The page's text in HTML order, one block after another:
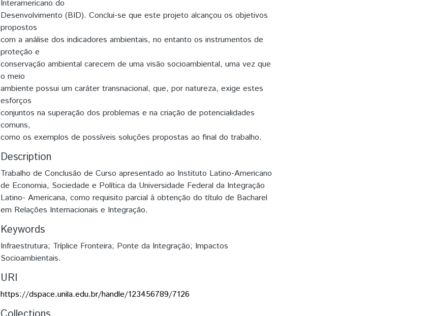
Interamericano do
Desenvolvimento (BID). Conclui-se que este projeto alcançou os objetivos
propostos
com a análise dos indicadores ambientais, no entanto os instrumentos de
proteção e
conservação ambiental carecem de uma visão socioambiental, uma vez que
o meio
ambiente possui um caráter transnacional, que, por natureza, exige estes
esforços
conjuntos na superação dos problemas e na criação de potencialidades
comuns,
como os exemplos de possíveis soluções propostas ao final do trabalho.
Description
Trabalho de Conclusão de Curso apresentado ao Instituto Latino-Americano
de Economia, Sociedade e Política da Universidade Federal da Integração
Latino- Americana, como requisito parcial à obtenção do título de Bacharel
em Relações Internacionais e Integração.
Keywords
Infraestrutura; Tríplice Fronteira; Ponte da Integração; Impactos
Socioambientais.
URI
https://dspace.unila.edu.br/handle/123456789/7126